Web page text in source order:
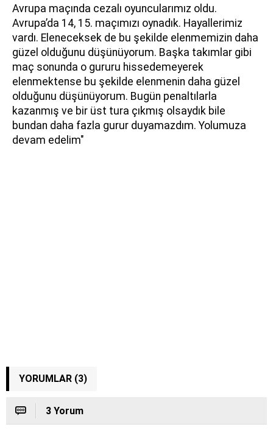
Avrupa maçında cezalı oyuncularımız oldu.
Avrupa’da 14, 15. maçımızı oynadık. Hayallerimiz
vardı. Eleneceksek de bu şekilde elenmemizin daha
güzel olduğunu düşünüyorum. Başka takımlar gibi
maç sonunda o gururu hissedemeyerek
elenmektense bu şekilde elenmenin daha güzel
olduğunu düşünüyorum. Bugün penaltılarla
kazanmış ve bir üst tura çıkmış olsaydık bile
bundan daha fazla gurur duyamazdım. Yolumuza
devam edelim"
YORUMLAR (3)
3 Yorum